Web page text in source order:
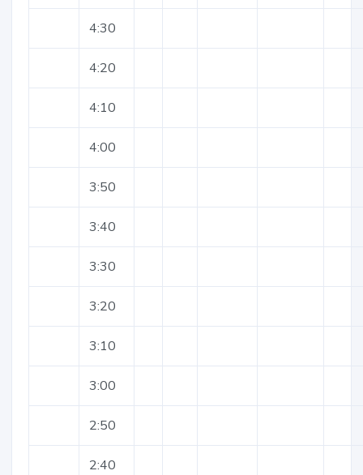
4:30
4:20
4:10
4:00
3:50
3:40
3:30
3:20
3:10
3:00
2:50
2:40